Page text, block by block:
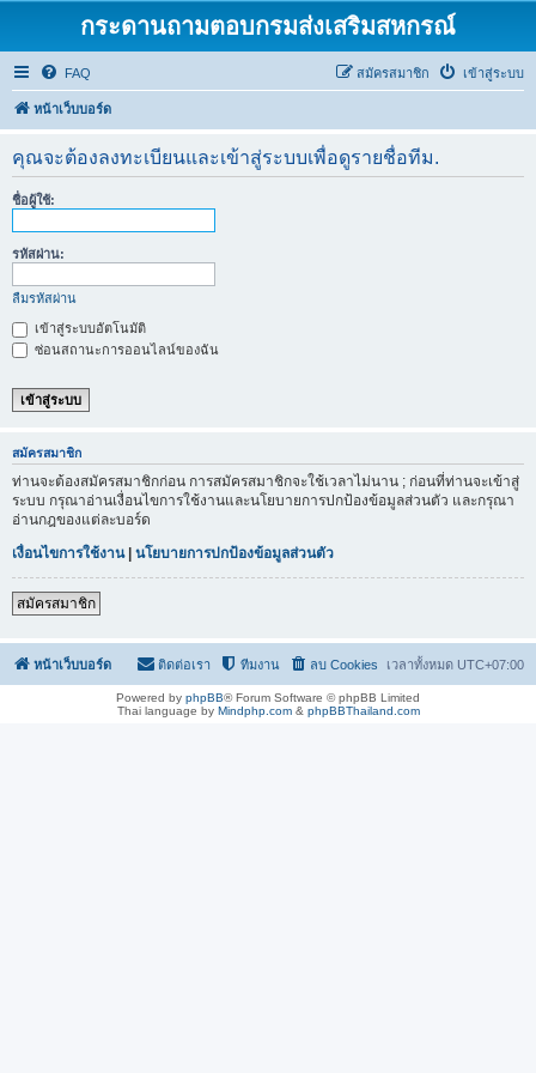
กระดานถามตอบกรมส่งเสริมสหกรณ์
FAQ เข้าสู่ระบบ
สมัครสมาชิก
หน้าเว็บบอร์ด
คุณจะต้องลงทะเบียนและเข้าสู่ระบบเพื่อดูรายชื่อทีม.
ชื่อผู้ใช้:
รหัสผ่าน:
ลืมรหัสผ่าน
เข้าสู่ระบบอัตโนมัติ
ซ่อนสถานะการออนไลน์ของฉัน
สมัครสมาชิก
ท่านจะต้องสมัครสมาชิกก่อน การสมัครสมาชิกจะใช้เวลาไม่นาน ; ก่อนที่ท่านจะเข้าสู่
ระบบ กรุณาอ่านเงื่อนไขการใช้งานและนโยบายการปกป้องข้อมูลส่วนตัว และกรุณา
อ่านกฎของแต่ละบอร์ด
เงื่อนไขการใช้งาน| นโยบายการปกป้องข้อมูลส่วนตัว
สมัครสมาชิก
หน้าเว็บบอร์ด เวลาทั้งหมด UTC+07:00
ลบ Cookies
ทีมงาน
ติดต่อเรา
Powered by phpBB® Forum Software © phpBB Limited
Thai language by Mindphp.com& phpBBThailand.com